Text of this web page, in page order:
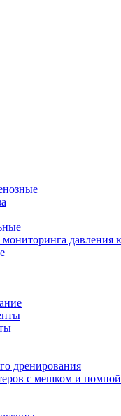
давления
дренирования
с мешком и